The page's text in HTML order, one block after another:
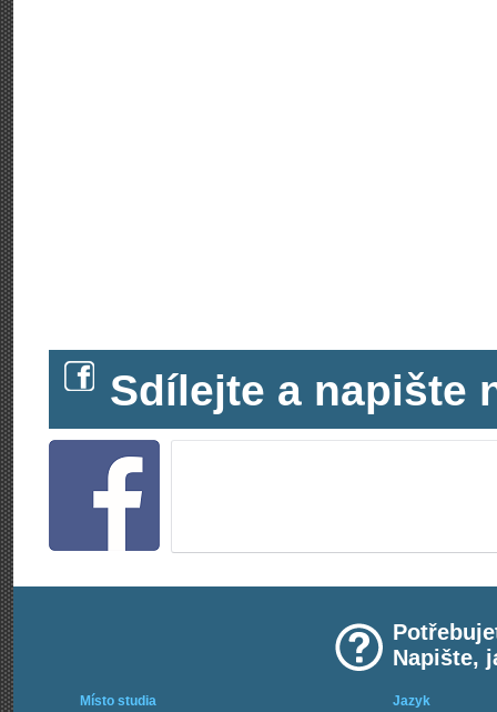
Sdílejte a napište
Napište,
Místo studia Jazyk